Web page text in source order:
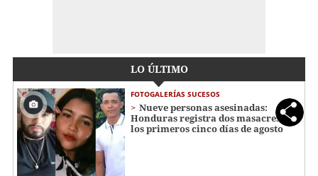
LO ÚLTIMO
FOTOGALERÍAS SUCESOS
Nueve personas asesinadas:
Honduras registra dos masacres en
los primeros cinco días de agosto